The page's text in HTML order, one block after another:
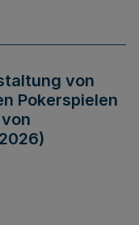
von
Pokerspielen